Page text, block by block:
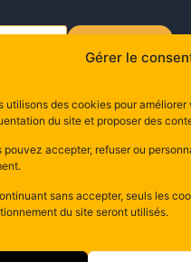
Gérer le
utilisons des cookies pour
du site et proposer des
pouvez accepter, refuser ou
sans accepter, seuls les
du site seront utilisés.
Rue Edouard Branly,
Carcassonne